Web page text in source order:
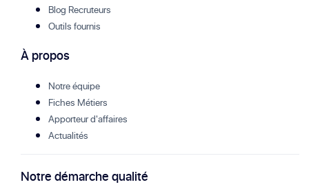
Blog Recruteurs
Outils fournis
À propos
Notre équipe
Fiches Métiers
Apporteur d'affaires
Actualités
Notre démarche qualité